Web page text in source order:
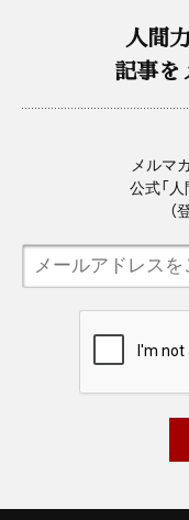
人間
記事を
メルマ
公式「
（